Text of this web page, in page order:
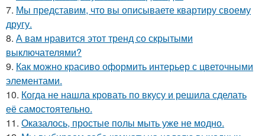
7. Мы представим, что вы описываете квартиру своему
другу.
8. А вам нравится этот тренд со скрытыми
выключателями?
9. Как можно красиво оформить интерьер с цветочными
элементами.
10. Когда не нашла кровать по вкусу и решила сделать
её самостоятельно.
11. Оказалось, простые полы мыть уже не модно.